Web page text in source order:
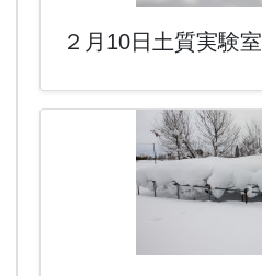
２月10日土質実験室